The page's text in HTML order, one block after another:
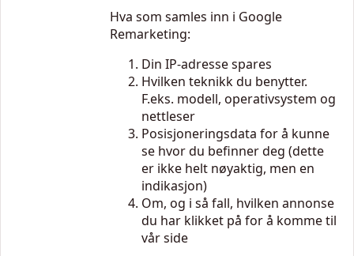
Hva som samles inn i Google
Remarketing:
Din IP-adresse spares
Hvilken teknikk du benytter.
F.eks. modell, operativsystem og
nettleser
Posisjoneringsdata for å kunne
se hvor du befinner deg (dette
er ikke helt nøyaktig, men en
indikasjon)
Om, og i så fall, hvilken annonse
du har klikket på for å komme til
vår side